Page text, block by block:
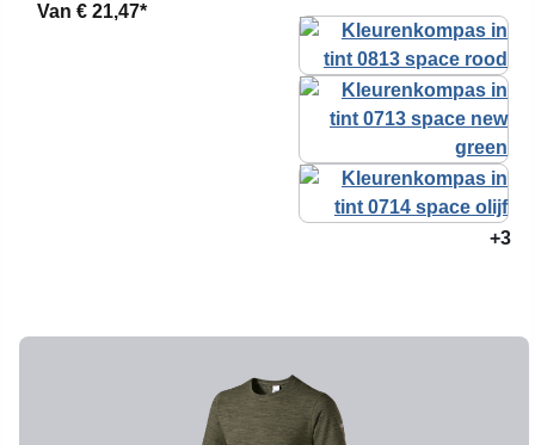
Van € 21,47*
+3